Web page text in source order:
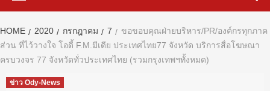
HOME 2020 กรกฎาคม 7
ขอขอบคุณฝ่ายบริหาร/PR/องค์กรทุกภาค
ส่วน ที่ไว้วางใจ โอดี้ F.M.มีเดีย ประเทศไทย77 จังหวัด บริการสื่อโฆษณา
ครบวงจร 77 จังหวัดทั่วประเทศไทย (รวมกรุงเทพฯทั้งหมด)
ข่าว Ody-News